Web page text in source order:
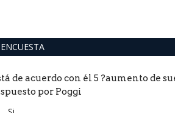
ENCUESTA
de acuerdo con él 5 ?aumento de
por Poggi